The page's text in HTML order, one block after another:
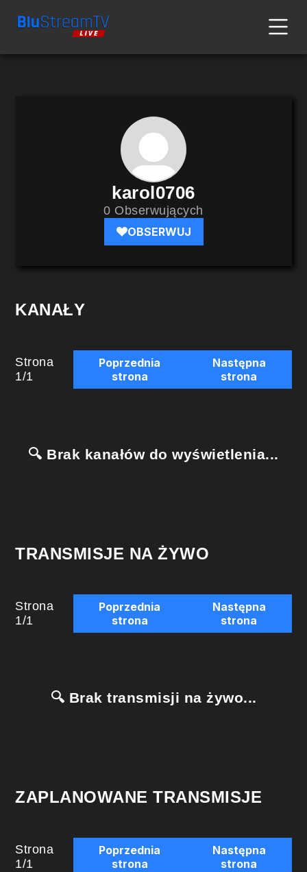
karol0706
0 Obserwujących
OBSERWUJ
KANAŁY
Strona
1/1
Poprzednia
strona
Następna
strona
🔍 Brak kanałów do wyświetlenia...
TRANSMISJE NA ŻYWO
Strona
1/1
Poprzednia
strona
Następna
strona
🔍 Brak transmisji na żywo...
ZAPLANOWANE TRANSMISJE
Strona
1/1
Poprzednia
strona
Następna
strona